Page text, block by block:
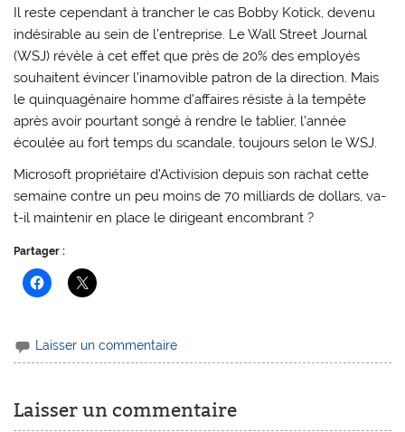
Il reste cependant à trancher le cas Bobby Kotick, devenu
indésirable au sein de l’entreprise. Le Wall Street Journal
(WSJ) révèle à cet effet que près de 20% des employés
souhaitent évincer l’inamovible patron de la direction. Mais
le quinquagénaire homme d’affaires résiste à la tempête
après avoir pourtant songé à rendre le tablier, l’année
écoulée au fort temps du scandale, toujours selon le WSJ.
Microsoft propriétaire d’Activision depuis son rachat cette
semaine contre un peu moins de 70 milliards de dollars, va-
t-il maintenir en place le dirigeant encombrant ?
Partager :
Laisser un commentaire
Laisser un commentaire